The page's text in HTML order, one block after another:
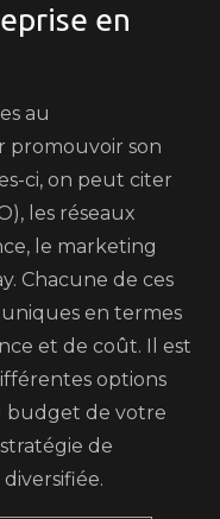
en
au
promouvoir son
ci, on peut citer
les réseaux
le marketing
Chacune de ces
en termes
et de coût. Il est
options
budget de votre
de